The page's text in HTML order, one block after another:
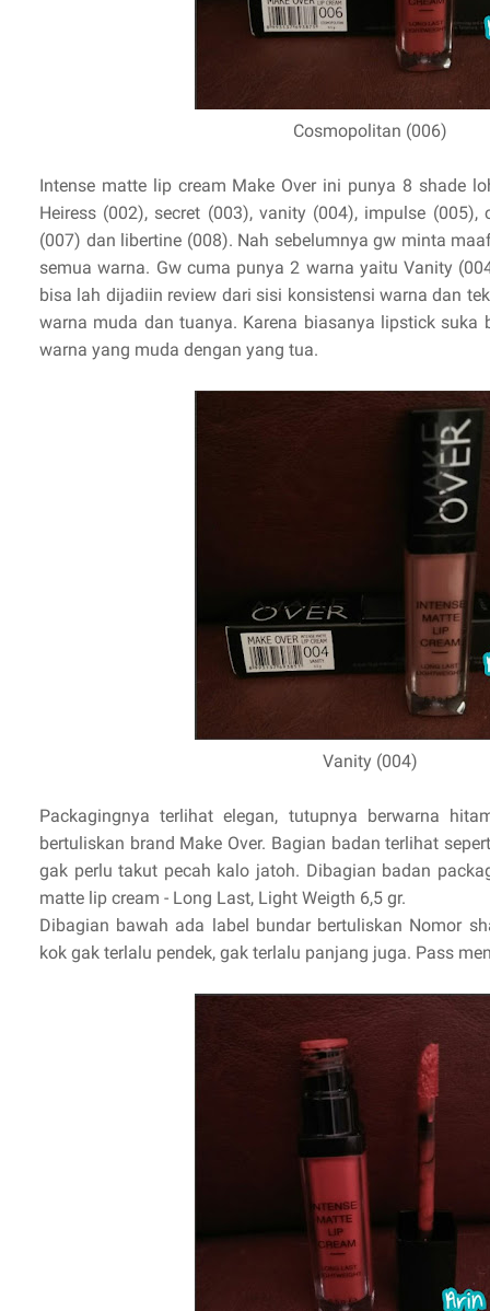
Cosmopolitan (006)
Intense matte lip cream Make Over ini punya 8 shade
Heiress (002), secret (003), vanity (004), impulse (005),
(007) dan libertine (008). Nah sebelumnya gw minta
semua warna. Gw cuma punya 2 warna yaitu Vanity
bisa lah dijadiin review dari sisi konsistensi warna dan
warna muda dan tuanya. Karena biasanya lipstick suka
warna yang muda dengan yang tua.
Vanity (004)
Packagingnya terlihat elegan, tutupnya berwarna
bertuliskan brand Make Over. Bagian badan terlihat
gak perlu takut pecah kalo jatoh. Dibagian badan
matte lip cream - Long Last, Light Weigth 6,5 gr.
Dibagian bawah ada label bundar bertuliskan Nomor
kok gak terlalu pendek, gak terlalu panjang juga. Pass